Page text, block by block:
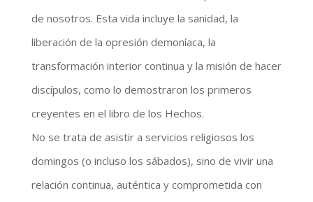
de nosotros. Esta vida incluye la sanidad, la
liberación de la opresión demoníaca, la
transformación interior continua y la misión de hacer
discípulos, como lo demostraron los primeros
creyentes en el libro de los Hechos.
No se trata de asistir a servicios religiosos los
domingos (o incluso los sábados), sino de vivir una
relación continua, auténtica y comprometida con